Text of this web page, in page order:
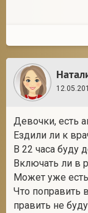
Девочки, есть
Ездили ли к
В 22 часа буду
Включать ли в
Может уже
Что поправить
править не